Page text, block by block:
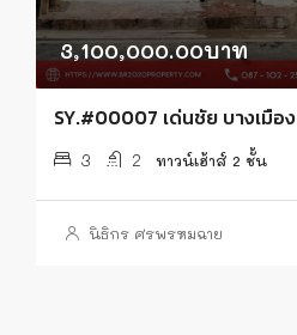
3,100,000.00บาท
SY.#00007 เด่นชัย บางเมือง
3 2 ทาวน์เฮ้าส์ 2 ชั้น
นิธิกร ศรพรหมฉาย